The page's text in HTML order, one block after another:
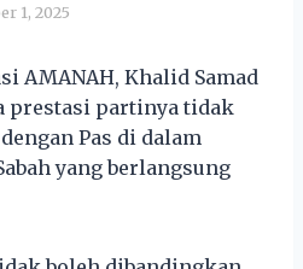
1, 2025
AMANAH, Khalid Samad
prestasi partinya tidak
Pas di dalam
yang berlangsung